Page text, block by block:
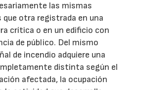
las mismas
que otra registrada en una
crítica o en un edificio con
de público. Del mismo
de incendio adquiere una
distinta según el
afectada, la ocupación